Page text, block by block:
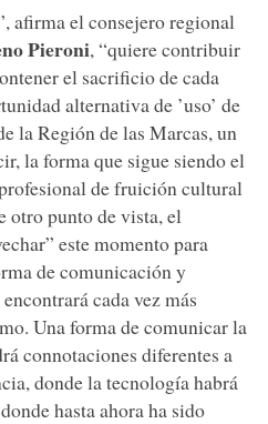
afirma el consejero regional
Pieroni, “quiere contribuir
el sacrificio de cada
alternativa de ’uso’ de
la Región de las Marcas, un
la forma que sigue siendo el
de fruición cultural
otro punto de vista, el
este momento para
de comunicación y
cada vez más
Una forma de comunicar la
connotaciones diferentes a
donde la tecnología habrá
hasta ahora ha sido